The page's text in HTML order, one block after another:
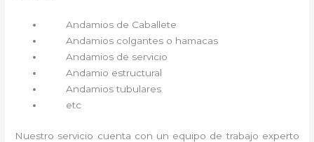
Andamios de Caballete
Andamios colgantes o hamacas
Andamios de servicio
Andamio estructural
Andamios tubulares
etc
Nuestro servicio cuenta con un equipo de trabajo experto